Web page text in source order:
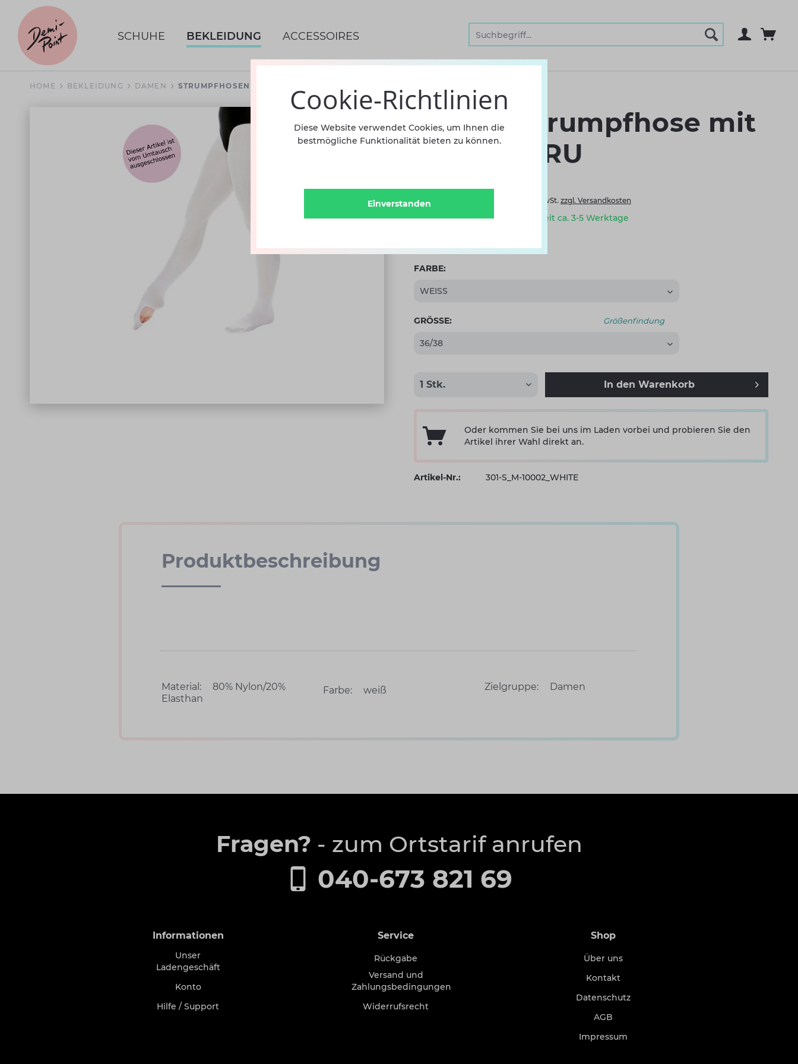
SCHUHE BEKLEIDUNG ACCESSOIRES
HOME BEKLEIDUNG DAMEN STRUMPFHOSEN
Ballett-Strumpfhose mit
Loch 301 RU
14,90 €
inkl. MwSt. zzgl. Versandkosten
Sofort versandfertig, Lieferzeit ca. 3-5 Werktage
FARBE:
GRÖSSE: Größenfindung
In den Warenkorb
Oder kommen Sie bei uns im Laden vorbei und probieren Sie den
Artikel ihrer Wahl direkt an.
Artikel-Nr.: 301-S_M-10002_WHITE
Produktbeschreibung
Material:
80% Nylon/20%
Elasthan
Farbe: weiß Zielgruppe: Damen
Fragen? - zum Ortstarif anrufen
040-673 821 69
Informationen
Unser
Ladengeschäft
Konto
Hilfe / Support
Service
Rückgabe
Versand und
Zahlungsbedingungen
Widerrufsrecht
Shop
Über uns
Kontakt
Datenschutz
AGB
Impressum
Cookie-Richtlinien
Diese Website verwendet Cookies, um Ihnen die
bestmögliche Funktionalität bieten zu können.
Einverstanden